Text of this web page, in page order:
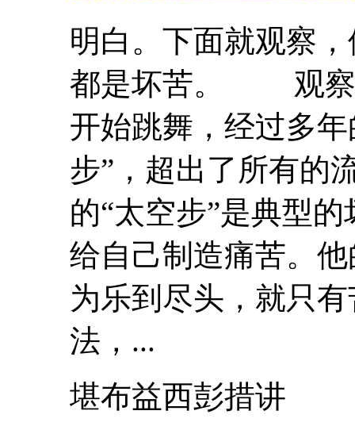
明白。下面就观察
都是坏苦。 观察1
开始跳舞，经过多
步”，超出了所有
的“太空步”是典型的
给自己制造痛苦。
为乐到尽头，就只有
法，...
堪布益西彭措讲